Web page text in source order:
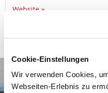
Cookie-Einstellungen
Wir verwenden Cookies,
Webseiten-Erlebnis zu
Website »
Kontakt|Impressum|Drucken